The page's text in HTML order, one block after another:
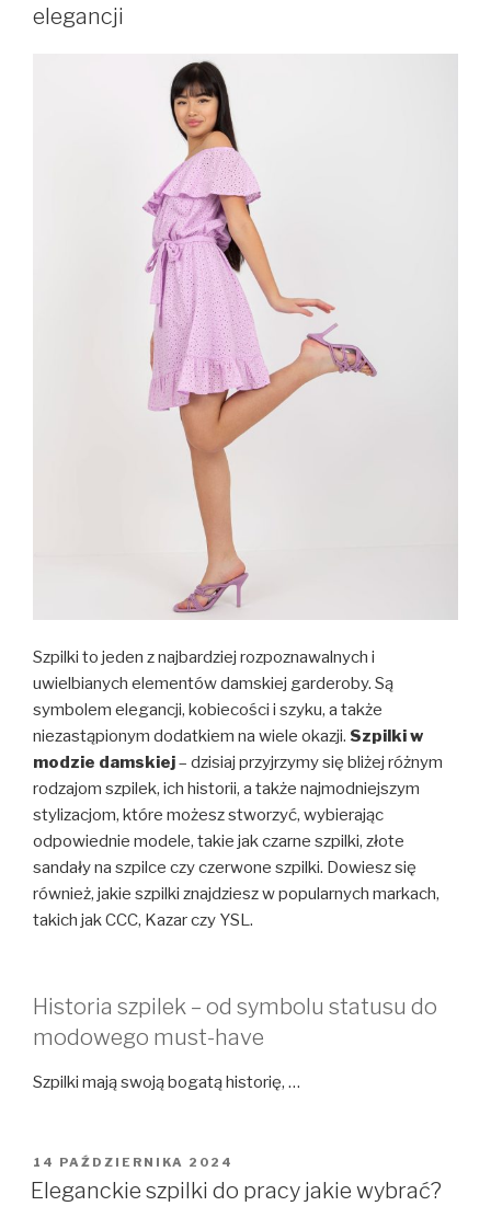
elegancji
Szpilki to jeden z najbardziej rozpoznawalnych i
uwielbianych elementów damskiej garderoby. Są
symbolem elegancji, kobiecości i szyku, a także
niezastąpionym dodatkiem na wiele okazji. Szpilki w
modzie damskiej– dzisiaj przyjrzymy się bliżej różnym
rodzajom szpilek, ich historii, a także najmodniejszym
stylizacjom, które możesz stworzyć, wybierając
odpowiednie modele, takie jak czarne szpilki, złote
sandały na szpilce czy czerwone szpilki. Dowiesz się
również, jakie szpilki znajdziesz w popularnych markach,
takich jak CCC, Kazar czy YSL.
Historia szpilek – od symbolu statusu do
modowego must-have
Szpilki mają swoją bogatą historię, …
OPUBLIKOWANE
W
14 PAŹDZIERNIKA 2024
Eleganckie szpilki do pracy jakie wybrać?